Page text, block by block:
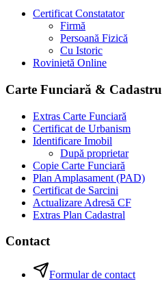
Certificat Constatator
Firmă
Persoană Fizică
Cu Istoric
Rovinietă Online
Carte Funciară & Cadastru
Extras Carte Funciară
Certificat de Urbanism
Identificare Imobil
După proprietar
Copie Carte Funciară
Plan Amplasament (PAD)
Certificat de Sarcini
Actualizare Adresă CF
Extras Plan Cadastral
Contact
Formular de contact